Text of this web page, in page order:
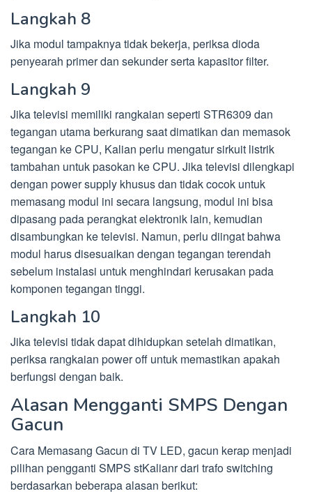
Langkah 8
Jika modul tampaknya tidak bekerja, periksa dioda
penyearah primer dan sekunder serta kapasitor filter.
Langkah 9
Jika televisi memiliki rangkaian seperti STR6309 dan
tegangan utama berkurang saat dimatikan dan memasok
tegangan ke CPU, Kalian perlu mengatur sirkuit listrik
tambahan untuk pasokan ke CPU. Jika televisi dilengkapi
dengan power supply khusus dan tidak cocok untuk
memasang modul ini secara langsung, modul ini bisa
dipasang pada perangkat elektronik lain, kemudian
disambungkan ke televisi. Namun, perlu diingat bahwa
modul harus disesuaikan dengan tegangan terendah
sebelum instalasi untuk menghindari kerusakan pada
komponen tegangan tinggi.
Langkah 10
Jika televisi tidak dapat dihidupkan setelah dimatikan,
periksa rangkaian power off untuk memastikan apakah
berfungsi dengan baik.
Alasan Mengganti SMPS Dengan
Gacun
Cara Memasang Gacun di TV LED, gacun kerap menjadi
pilihan pengganti SMPS stKalianr dari trafo switching
berdasarkan beberapa alasan berikut: